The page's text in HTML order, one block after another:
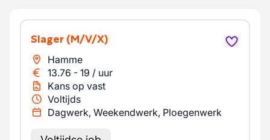
Slager (M/V/X)
Hamme
13.76 - 19 / uur
Kans op vast
Voltijds
Dagwerk, Weekendwerk, Ploegenwerk